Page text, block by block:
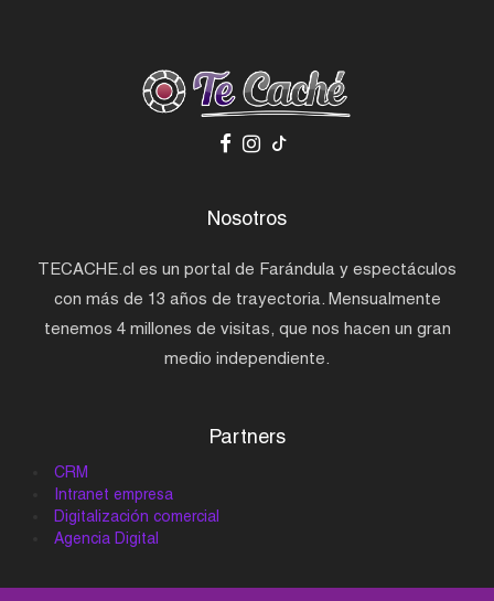
Nosotros
TECACHE.cl es un portal de Farándula y espectáculos
con más de 13 años de trayectoria. Mensualmente
tenemos 4 millones de visitas, que nos hacen un gran
medio independiente.
Partners
CRM
Intranet empresa
Digitalización comercial
Agencia Digital